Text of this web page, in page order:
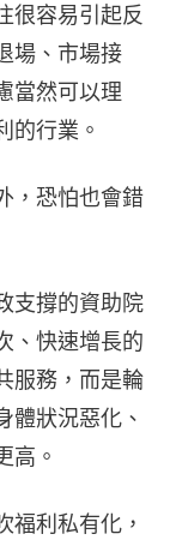
很容易引起反
場、市場接
當然可以理
的行業。
，恐怕也會錯
支撐的資助院
、快速增長的
服務，而是輪
體狀況惡化、
高。
福利私有化，